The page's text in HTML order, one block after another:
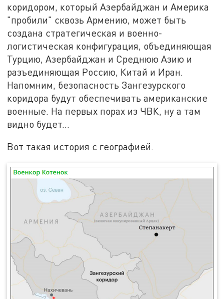
коридором, который Азербайджан и Америка
"пробили" сквозь Армению, может быть
создана стратегическая и военно-
логистическая конфигурация, объединяющая
Турцию, Азербайджан и Среднюю Азию и
разъединяющая Россию, Китай и Иран.
Напомним, безопасность Зангезурского
коридора будут обеспечивать американские
военные. На первых порах из ЧВК, ну а там
видно будет...
Вот такая история с географией.